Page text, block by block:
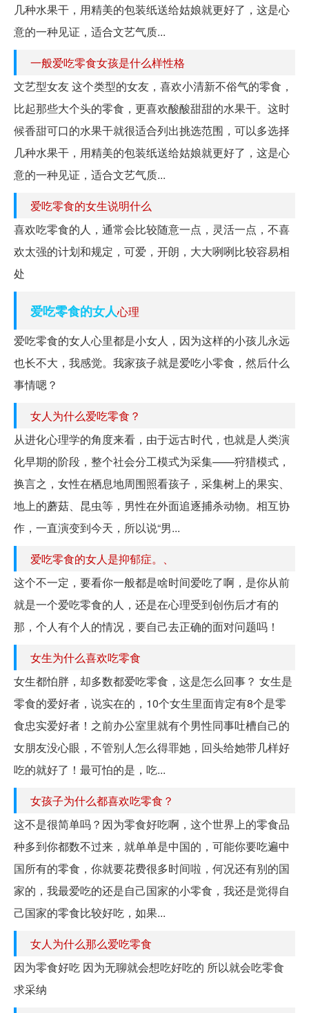
几种水果干，用精美的包装纸送给姑娘就更好了，这是心
意的一种见证，适合文艺气质...
一般爱吃零食女孩是什么样性格
文艺型女友 这个类型的女友，喜欢小清新不俗气的零食，
比起那些大个头的零食，更喜欢酸酸甜甜的水果干。这时
候香甜可口的水果干就很适合列出挑选范围，可以多选择
几种水果干，用精美的包装纸送给姑娘就更好了，这是心
意的一种见证，适合文艺气质...
爱吃零食的女生说明什么
喜欢吃零食的人，通常会比较随意一点，灵活一点，不喜
欢太强的计划和规定，可爱，开朗，大大咧咧比较容易相
处
爱吃零食的女人心理
爱吃零食的女人心里都是小女人，因为这样的小孩儿永远
也长不大，我感觉。我家孩子就是爱吃小零食，然后什么
事情嗯？
女人为什么爱吃零食？
从进化心理学的角度来看，由于远古时代，也就是人类演
化早期的阶段，整个社会分工模式为采集——狩猎模式，
换言之，女性在栖息地周围照看孩子，采集树上的果实、
地上的蘑菇、昆虫等，男性在外面追逐捕杀动物。相互协
作，一直演变到今天，所以说“男...
爱吃零食的女人是抑郁症。、
这个不一定，要看你一般都是啥时间爱吃了啊，是你从前
就是一个爱吃零食的人，还是在心理受到创伤后才有的
那，个人有个人的情况，要自己去正确的面对问题吗！
女生为什么喜欢吃零食
女生都怕胖，却多数都爱吃零食，这是怎么回事？ 女生是
零食的爱好者，说实在的，10个女生里面肯定有8个是零
食忠实爱好者！之前办公室里就有个男性同事吐槽自己的
女朋友没心眼，不管别人怎么得罪她，回头给她带几样好
吃的就好了！最可怕的是，吃...
女孩子为什么都喜欢吃零食？
这不是很简单吗？因为零食好吃啊，这个世界上的零食品
种多到你都数不过来，就单单是中国的，可能你要吃遍中
国所有的零食，你就要花费很多时间啦，何况还有别的国
家的，我最爱吃的还是自己国家的小零食，我还是觉得自
己国家的零食比较好吃，如果...
女人为什么那么爱吃零食
因为零食好吃 因为无聊就会想吃好吃的 所以就会吃零食
求采纳